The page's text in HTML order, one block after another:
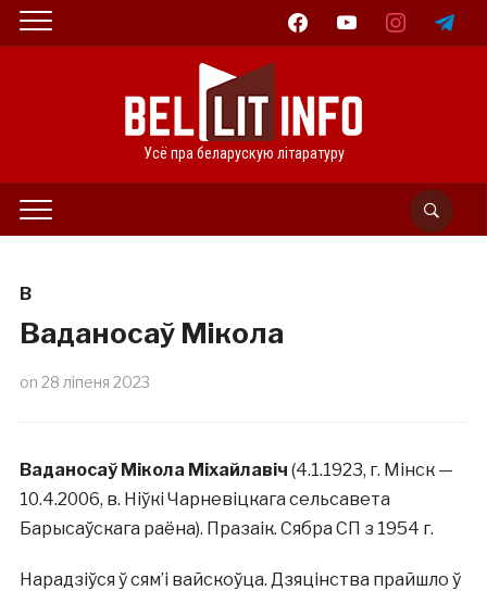
facebookyoutube instagramtelegram
Усё пра беларускую літаратуру
В
Ваданосаў Мікола
on 28 ліпеня 2023
Ваданосаў Мікола Міхайлавіч (4.1.1923, г. Мінск —
10.4.2006, в. Ніўкі Чарневіцкага сельсавета
Барысаўскага раёна). Празаік. Сябра СП з 1954 г.
Нарадзіўся ў сям’і вайскоўца. Дзяцінства прайшло ў